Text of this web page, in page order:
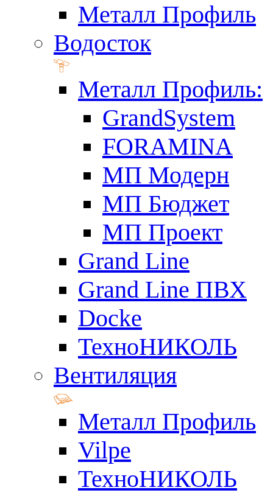
Металл Профиль
Водосток
Металл Профиль:
GrandSystem
FORAMINA
МП Модерн
МП Бюджет
МП Проект
Grand Line
Grand Line ПВХ
Docke
ТехноНИКОЛЬ
Вентиляция
Металл Профиль
Vilpe
ТехноНИКОЛЬ